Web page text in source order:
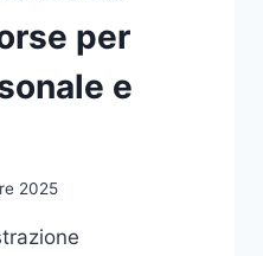
per
e
2025